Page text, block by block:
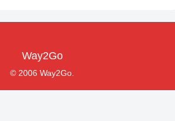
Way2Go
© 2006 Way2Go.